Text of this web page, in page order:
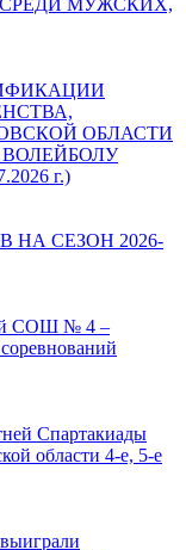
МУЖСКИХ,
ОБЛАСТИ
г.)
СЕЗОН 2026-
СОШ № 4 –
Спартакиады
области 4-е, 5-е